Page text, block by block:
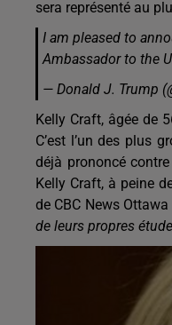
sera représenté au
I am pleased to
Ambassador to the
— Donald J. Trump
Kelly Craft, âgée de
C’est l’un des plus
déjà prononcé
Kelly Craft, à peine
de CBC News
de leurs propres